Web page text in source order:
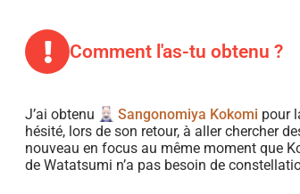
Comment l'as-tu obtenu ?
J’ai obtenu Sangonomiya Kokomi pour
hésité, lors de son retour, à aller chercher
nouveau en focus au même moment que
de Watatsumi n’a pas besoin de